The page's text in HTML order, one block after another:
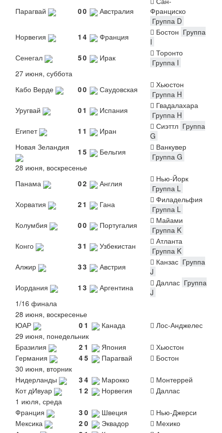
Парагвай 00 Австралия
Франциско
Группа D
Норвегия
1 4 Франция Бостон Группа
I
Сенегал
50 Ирак
Торонто
Группа I
27 июня, суббота
Кабо Верде
00 Саудовская
Хьюстон
Группа H
Уругвай
01 Испания
Гвадалахара
Группа H
Египет
1 1 Иран Сиэттл Группа
G
Новая Зеландия
1 5 Бельгия
Ванкувер
Группа G
28 июня, воскресенье
Панама
02 Англия
Нью-Йорк
Группа L
Хорватия
21 Гана
Филадельфия
Группа L
Колумбия
00 Португалия
Майами
Группа K
Конго
31 Узбекистан
Атланта
Группа K
Алжир
33 Австрия Канзас Группа
J
Иордания
1 3 Аргентина Даллас Группа
J
1/16 финала
28 июня, воскресенье
ЮАР
0 1 Канада
Лос-Анджелес
29 июня, понедельник
Бразилия
2 1 Япония
Хьюстон
Германия
45 Парагвай
Бостон
30 июня, вторник
Нидерланды
34 Марокко
Монтеррей
Кот дИвуар
1 2 Норвегия
Даллас
1 июля, среда
Франция
30 Швеция
Нью-Джерси
Мексика
20 Эквадор
Мехико